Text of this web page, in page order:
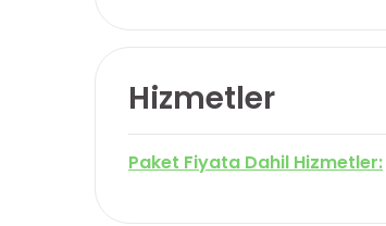
Hizmetler
Paket Fiyata Dahil Hizmetler: